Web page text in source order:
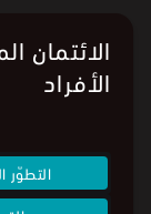
الائتمان
الأفراد
التطوّر